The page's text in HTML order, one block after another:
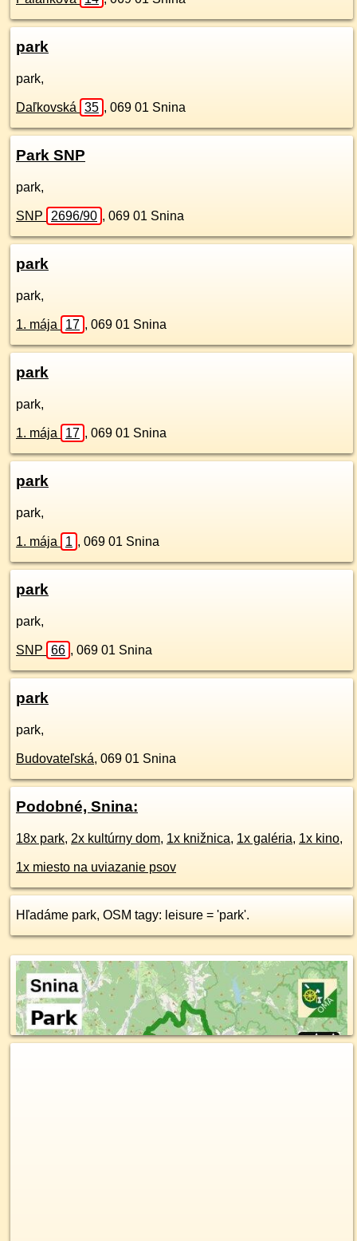
park
park,
Daľkovská 35 , 069 01 Snina
Park SNP
park,
SNP 2696/90 , 069 01 Snina
park
park,
1. mája 17 , 069 01 Snina
park
park,
1. mája 17 , 069 01 Snina
park
park,
1. mája 1 , 069 01 Snina
park
park,
SNP 66 , 069 01 Snina
park
park,
Budovateľská, 069 01 Snina
Podobné, Snina:
18x park, 2x kultúrny dom, 1x knižnica, 1x galéria, 1x kino,
1x miesto na uviazanie psov
Hľadáme park, OSM tagy: leisure = 'park'.